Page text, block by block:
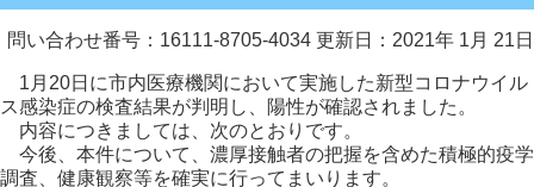
問い合わせ番号：16111-8705-4034 更新日：2021年 1月 21日
1月20日に市内医療機関において実施した新型コロナウイル
ス感染症の検査結果が判明し、陽性が確認されました。
内容につきましては、次のとおりです。
今後、本件について、濃厚接触者の把握を含めた積極的疫学
調査、健康観察等を確実に行ってまいります。